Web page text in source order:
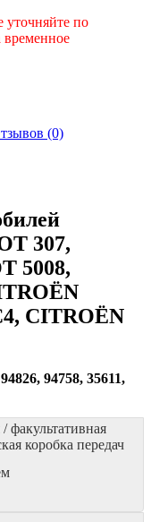
по
временное
(0)
307,
5008,
CITROËN
94826, 94758, 35611,
/ факультативная
коробка передач